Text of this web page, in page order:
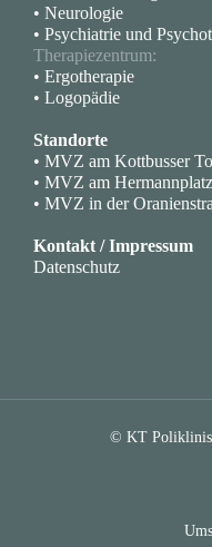
• Neurologie
• Psychiatrie und
Therapiezentrum:
• Ergotherapie
• Logopädie
Standorte
• MVZ am Kottbusser
• MVZ am Hermannplatz
• MVZ in der
Kontakt / Impressum
Datenschutz
© KT